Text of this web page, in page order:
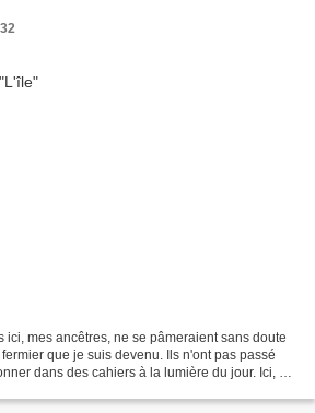
ici, mes ancêtres, ne se pâmeraient sans doute
que je suis devenu. Ils n'ont pas passé
dans des cahiers à la lumière du jour. Ici, on